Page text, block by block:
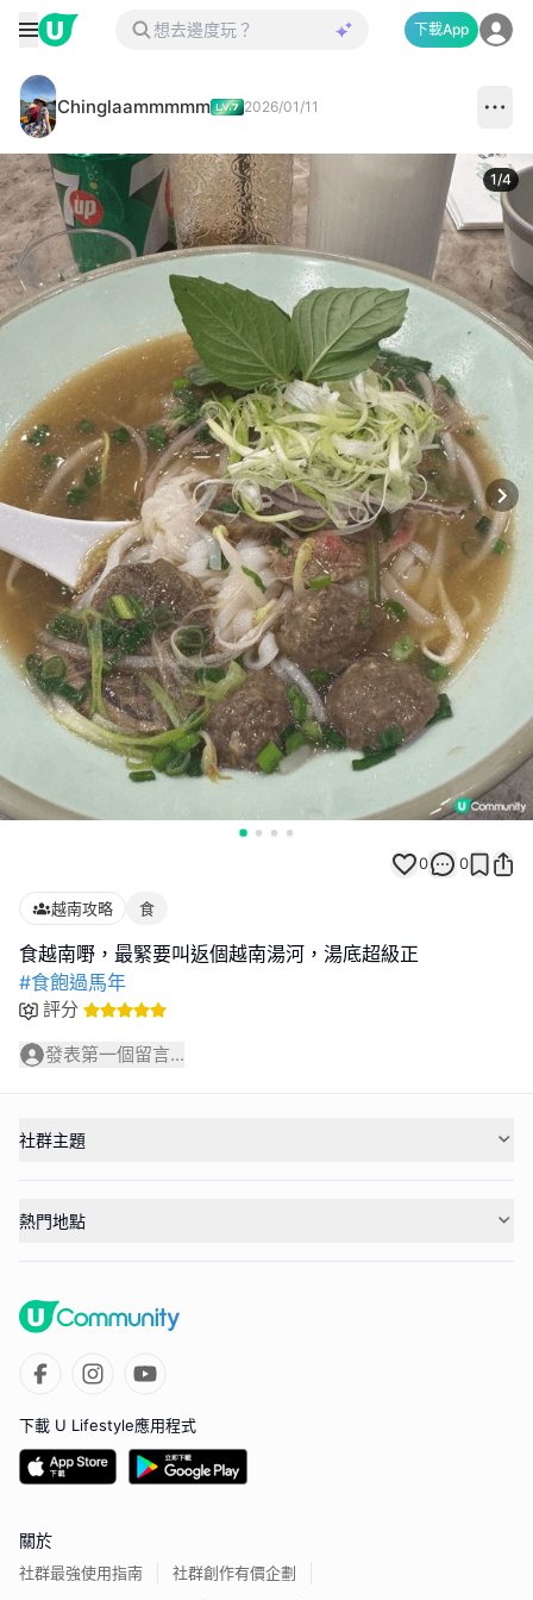
下載App
Chinglaammmmm 2026/01/11
1/4
0 0
越南攻略 食
#食飽過馬年
評分
發表第一個留言...
社群主題
熱門地點
下載 U Lifestyle應用程式
關於
社群最強使用指南 社群創作有價企劃